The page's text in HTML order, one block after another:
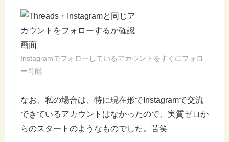
Instagramでフォローしているアカウントをすぐにフォロ
ー可能
なお、私の場合は、特に現在形でInstagramで交流
できているアカウントはなかったので、実質ゼロか
らのスタートのようなものでした。苦笑